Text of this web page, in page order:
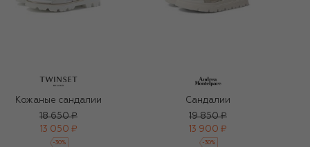
Кожаные сандалии
18 650 ₽
13 050 ₽
-30%
Сандалии
19 850 ₽
13 900 ₽
-30%